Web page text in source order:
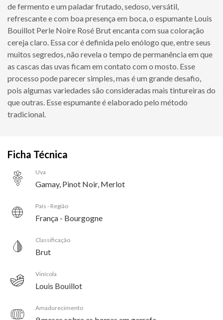
de fermento e um paladar frutado, sedoso, versátil,
refrescante e com boa presença em boca, o espumante Louis
Bouillot Perle Noire Rosé Brut encanta com sua coloração
cereja claro. Essa cor é definida pelo enólogo que, entre seus
muitos segredos, não revela o tempo de permanência em que
as cascas das uvas ficam em contato com o mosto. Esse
processo pode parecer simples, mas é um grande desafio,
pois algumas variedades são consideradas mais tintureiras do
que outras. Esse espumante é elaborado pelo método
tradicional.
Ficha Técnica
Uva
Gamay, Pinot Noir, Merlot
País - Região
França - Bourgogne
Classificação
Brut
Vinícola
Louis Bouillot
Amadurecimento